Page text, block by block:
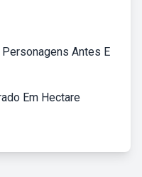
Antes E
Em Hectare